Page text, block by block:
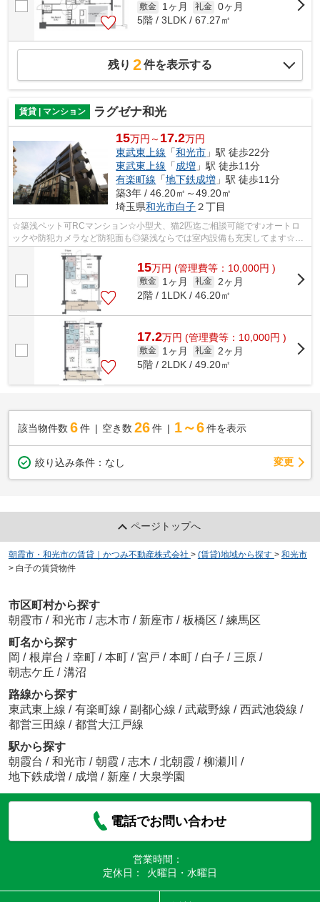
敷金 1ヶ月 礼金 0ヶ月
5階 / 3LDK / 67.27㎡
残り 2件を表示する
賃貸 | マンション ラグゼナ和光
15万円～ 17.2万円
東武東上線 「和光市 」駅 徒歩22分
東武東上線 「成増 」駅 徒歩11分
有楽町線 「地下鉄成増 」駅 徒歩11分
築3年 / 46.20㎡～49.20㎡
埼玉県和光市白子２丁目
☆築浅ペット可RCマンション☆小型犬、猫2匹迄ご相談可能です♪オートロ
ックや防犯カメラなど防犯面も◎築浅ならでは室内設備も充実してます☆お
問い合わせはかつみ不動産(株)和光支店まで♪
15万円 (管理費等：10,000円 )
敷金 1ヶ月 礼金
2ヶ月
2階 / 1LDK / 46.20㎡
17.2万円 (管理費等：10,000円 )
敷金 1ヶ月 礼金
2ヶ月
5階 / 2LDK / 49.20㎡
該当物件数 6件 空き数 26 件 1～6 件を表示
絞り込み条件： なし 変更
ページトップへ
朝霞市・和光市の賃貸｜かつみ不動産株式会社 > (賃貸)地域から探す > 和光市
> 白子の賃貸物件
市区町村から探す
朝霞市 / 和光市 / 志木市 / 新座市 / 板橋区 / 練馬区
町名から探す
岡 / 根岸台 / 幸町 / 本町 / 宮戸 / 本町 / 白子 / 三原 /
朝志ケ丘 / 溝沼
路線から探す
東武東上線 / 有楽町線 / 副都心線 / 武蔵野線 / 西武池袋線 /
都営三田線 / 都営大江戸線
駅から探す
朝霞台 / 和光市 / 朝霞 / 志木 / 北朝霞 / 柳瀬川
/
地下鉄成増 / 成増 / 新座 / 大泉学園
電話でお問い合わせ
営業時間：
定休日：
火曜日・水曜日